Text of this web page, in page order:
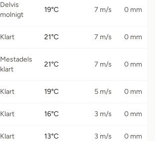
Delvis
molnigt
19°C 7 m/s 0 mm
Klart 21°C 7 m/s 0 mm
Mestadels
klart
21°C 7 m/s 0 mm
Klart 19°C 5 m/s 0 mm
Klart 16°C 3 m/s 0 mm
Klart 13°C 3 m/s 0 mm